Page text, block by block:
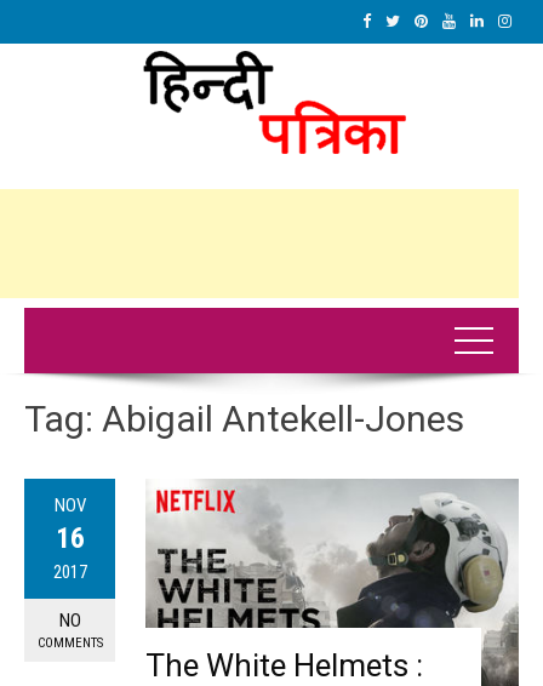
Tag: Abigail Antekell-Jones
NOV
16
2017
NO
COMMENTS
The White Helmets :